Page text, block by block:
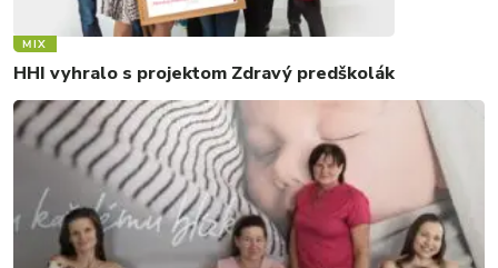
MIX
HHI vyhralo s projektom Zdravý predškolák